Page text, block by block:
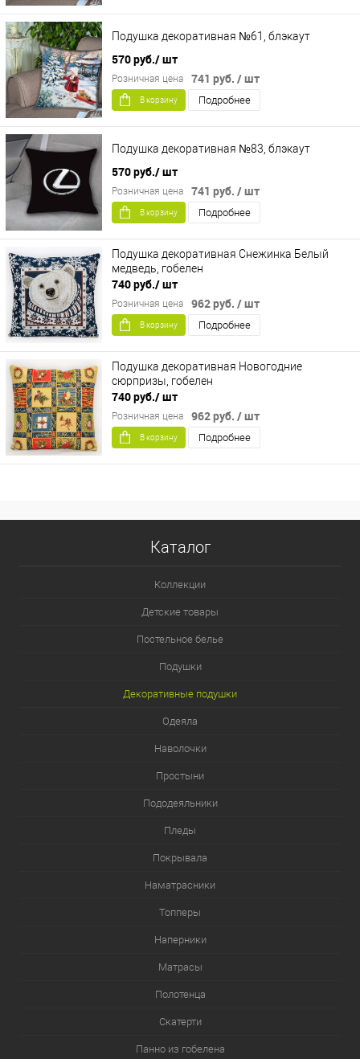
Подушка декоративная №61, блэкаут
570 руб./ шт
741 руб. / шт
Розничная цена
В корзину Подробнее
Подушка декоративная №83, блэкаут
570 руб./ шт
741 руб. / шт
Розничная цена
В корзину Подробнее
Подушка декоративная Снежинка Белый
медведь, гобелен
740 руб./ шт
962 руб. / шт
Розничная цена
В корзину Подробнее
Подушка декоративная Новогодние
сюрпризы, гобелен
740 руб./ шт
962 руб. / шт
Розничная цена
В корзину Подробнее
Каталог
Коллекции
Детские товары
Постельное белье
Подушки
Декоративные подушки
Одеяла
Наволочки
Простыни
Пододеяльники
Пледы
Покрывала
Наматрасники
Топперы
Наперники
Матрасы
Полотенца
Скатерти
Панно из гобелена